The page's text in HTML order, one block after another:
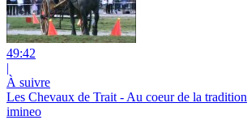
49:42
|
À suivre
Les Chevaux de Trait - Au coeur de la tradition
imineo